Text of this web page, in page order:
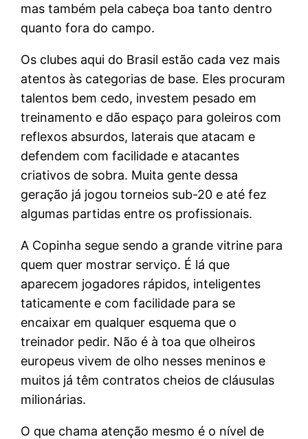
mas também pela cabeça boa tanto dentro
quanto fora do campo.
Os clubes aqui do Brasil estão cada vez mais
atentos às categorias de base. Eles procuram
talentos bem cedo, investem pesado em
treinamento e dão espaço para goleiros com
reflexos absurdos, laterais que atacam e
defendem com facilidade e atacantes
criativos de sobra. Muita gente dessa
geração já jogou torneios sub-20 e até fez
algumas partidas entre os profissionais.
A Copinha segue sendo a grande vitrine para
quem quer mostrar serviço. É lá que
aparecem jogadores rápidos, inteligentes
taticamente e com facilidade para se
encaixar em qualquer esquema que o
treinador pedir. Não é à toa que olheiros
europeus vivem de olho nesses meninos e
muitos já têm contratos cheios de cláusulas
milionárias.
O que chama atenção mesmo é o nível de